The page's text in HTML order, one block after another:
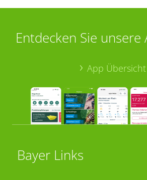
Entdecken Sie unsere
App Übersicht
Bayer Links